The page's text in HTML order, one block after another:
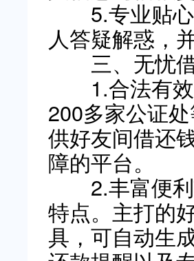
5.专业贴心
人答疑解惑，
三、无忧
1.合法有效
200多家公证
供好友间借还
障的平台。
2.丰富便利
特点。主打的
具，可自动生